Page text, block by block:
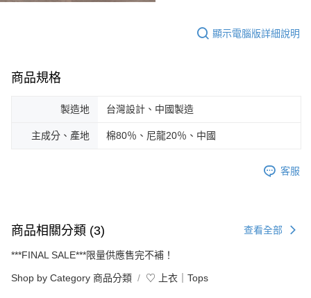
顯示電腦版詳細說明
商品規格
製造地 台灣設計、中國製造
主成分、產地 棉80％、尼龍20％、中國
客服
商品相關分類 (3) 查看全部
***FINAL SALE***限量供應售完不補！
Shop by Category 商品分類 ♡ 上衣｜Tops